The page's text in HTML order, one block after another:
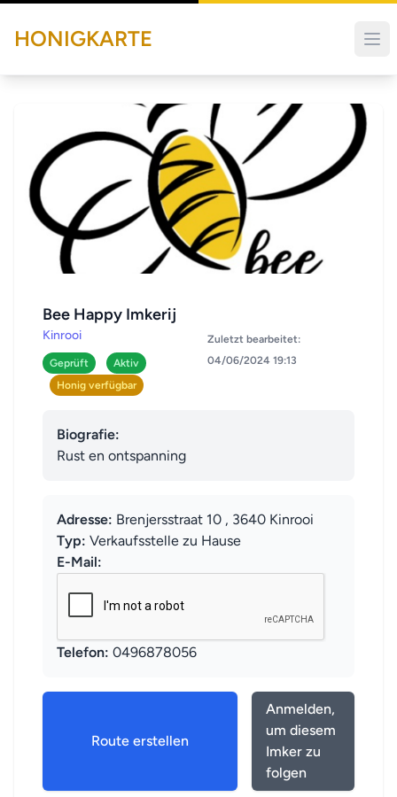
HONIGKARTE
Bee Happy Imkerij
Kinrooi
Geprüft
Aktiv
Honig verfügbar
Zuletzt bearbeitet:
04/06/2024 19:13
Biografie:
Rust en ontspanning
Adresse: Brenjersstraat 10 , 3640 Kinrooi
Typ: Verkaufsstelle zu Hause
E-Mail:
Telefon: 0496878056
Route erstellen
Anmelden,
um diesem
Imker zu
folgen